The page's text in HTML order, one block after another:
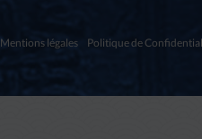
Mentions légales Politique de